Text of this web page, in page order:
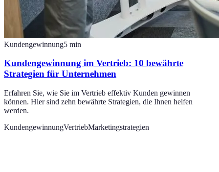
Kundengewinnung5 min
Kundengewinnung im Vertrieb: 10 bewährte
Strategien für Unternehmen
Erfahren Sie, wie Sie im Vertrieb effektiv Kunden gewinnen
können. Hier sind zehn bewährte Strategien, die Ihnen helfen
werden.
KundengewinnungVertriebMarketingstrategien